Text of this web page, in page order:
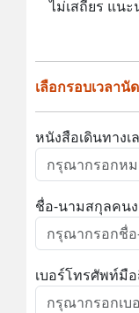
ไม่เสถียร แน
เลือกรอบเวลานั
หนังสือเดินทางเ
ชื่อ-นามสกุลคน
เบอร์โทรศัพท์มื